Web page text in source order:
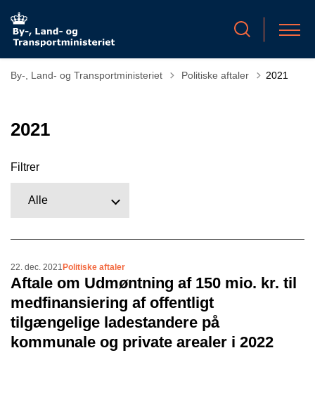
By-, Land- og Transportministeriet Tilbage til
Politiske aftaler 2021
2021
Filtrer
22. dec. 2021 Politiske aftaler
Aftale om Udmøntning af 150 mio. kr. til
medfinansiering af offentligt
tilgængelige ladestandere på
kommunale og private arealer i 2022